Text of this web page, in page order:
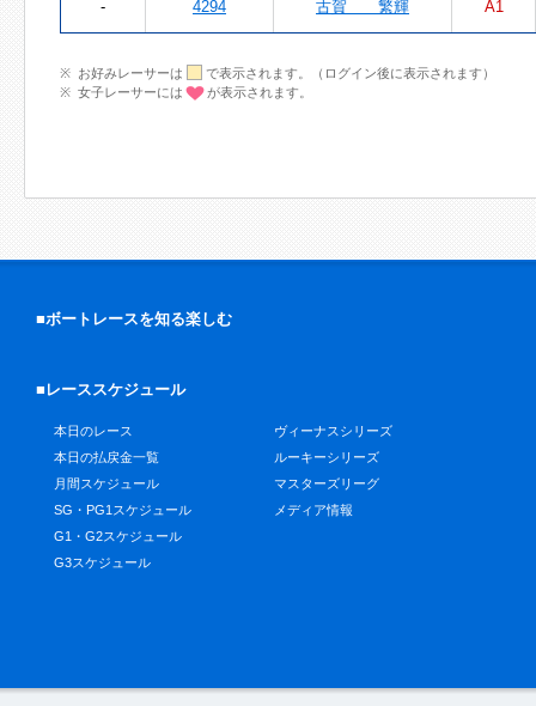
- 4294 古賀 繁輝 A1
お好みレーサーは
で表示されます。（ログイン後に表示されます）
女子レーサーには
が表示されます。
■ボートレースを知る楽しむ
■レーススケジュール
本日のレース
本日の払戻金一覧
月間スケジュール
SG・PG1スケジュール
G1・G2スケジュール
G3スケジュール
ヴィーナスシリーズ
ルーキーシリーズ
マスターズリーグ
メディア情報